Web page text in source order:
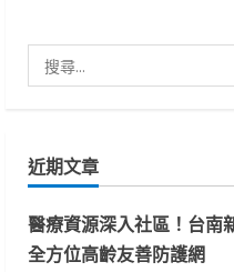
尋
字:
近期文章
醫療資源深入社區！台南
全方位高齡友善防護網